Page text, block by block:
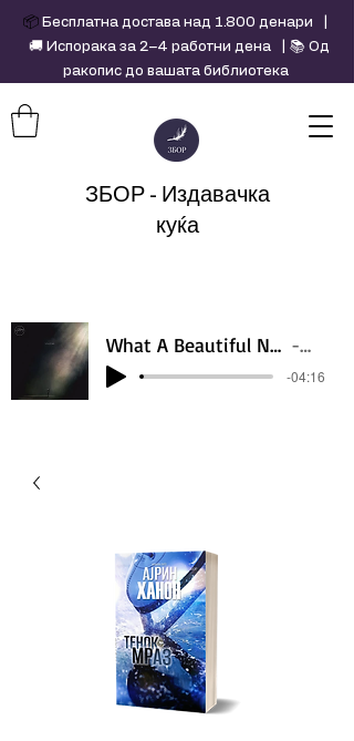
ЗБОР - Издавачка
куќа
What A Beautiful Name - Hillsong - Violin cover by Daniel Jang Artist
-04:16
📦 Бесплатна достава над 1.800 денари |
🚚 Испорака за 2–4 работни дена | 📚 Од
ракопис до вашата библиотека